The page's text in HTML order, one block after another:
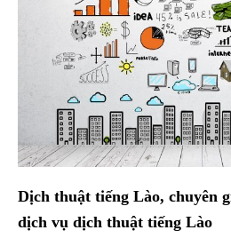
Dịch thuật tiếng Lào, chuyên
dịch vụ dịch thuật tiếng Lào